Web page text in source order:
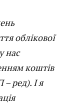
облікової
нас
коштів
ред). І я